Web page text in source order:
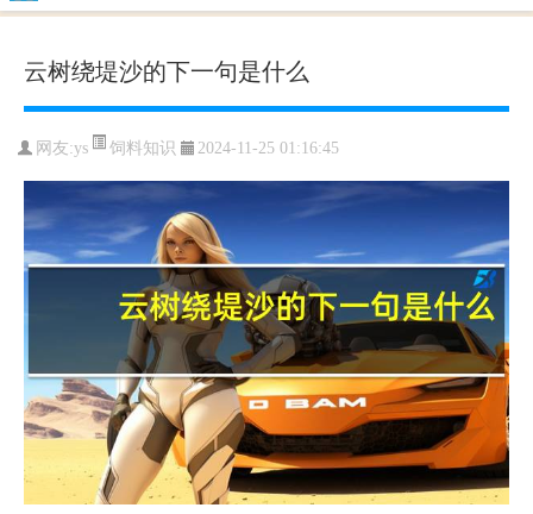
云树绕堤沙的下一句是什么
网友:ys 饲料知识 2024-11-25 01:16:45